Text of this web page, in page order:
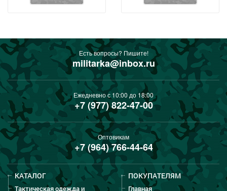
Есть вопросы? Пишите!
militarka@inbox.ru
Ежедневно с 10:00 до 18:00
+7 (977) 822-47-00
Оптовикам
+7 (964) 766-44-64
КАТАЛОГ
Тактическая одежда и
ПОКУПАТЕЛЯМ
Главная